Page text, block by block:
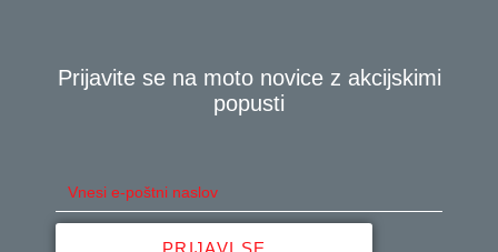
Prijavite se na moto novice z akcijskimi
popusti